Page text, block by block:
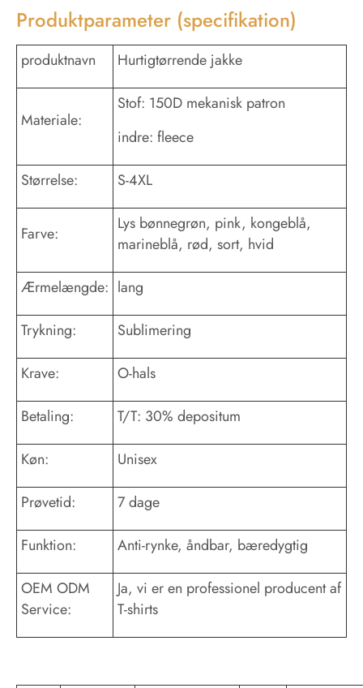
Produktparameter (specifikation)
produktnavn Hurtigtørrende jakke
Materiale:
Stof: 150D mekanisk patron
indre: fleece
Størrelse: S-4XL
Farve:
Lys bønnegrøn, pink, kongeblå,
marineblå, rød, sort, hvid
Ærmelængde: lang
Trykning: Sublimering
Krave: O-hals
Betaling: T/T: 30% depositum
Køn: Unisex
Prøvetid: 7 dage
Funktion: Anti-rynke, åndbar, bæredygtig
OEM ODM
Service:
Ja, vi er en professionel producent af
T-shirts